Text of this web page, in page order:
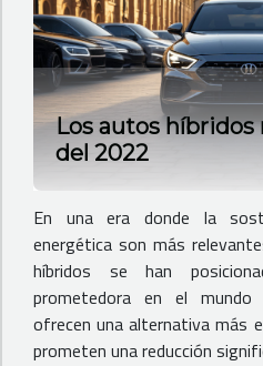
Los autos
del 2022
En una era donde la
energética son más
híbridos se han
prometedora en el
ofrecen una alternativa más
prometen una reducción